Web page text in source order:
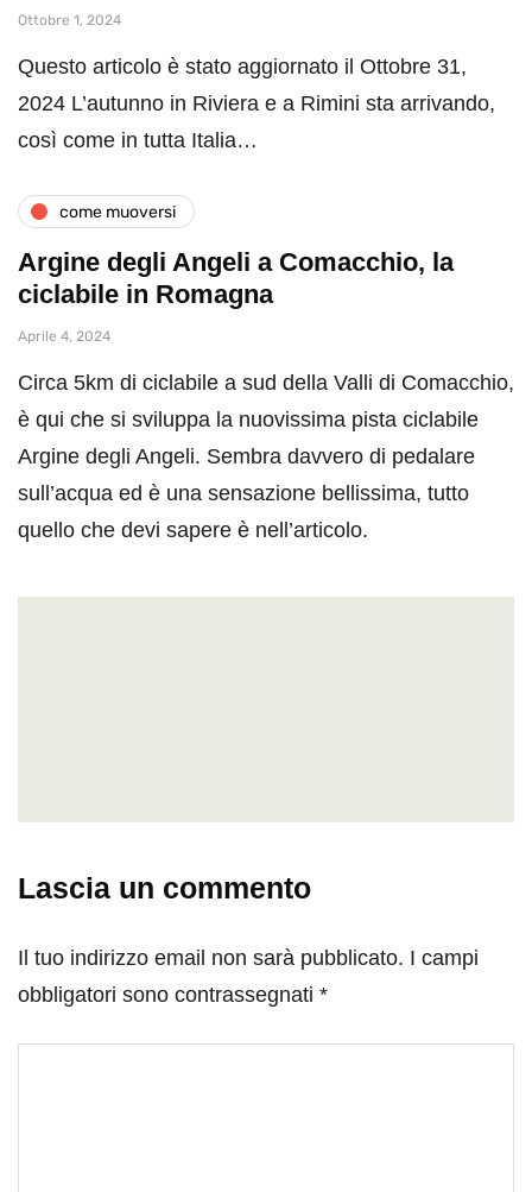
Ottobre 1, 2024
Questo articolo è stato aggiornato il Ottobre 31,
2024 L’autunno in Riviera e a Rimini sta arrivando,
così come in tutta Italia…
come muoversi
Argine degli Angeli a Comacchio, la
ciclabile in Romagna
Aprile 4, 2024
Circa 5km di ciclabile a sud della Valli di Comacchio,
è qui che si sviluppa la nuovissima pista ciclabile
Argine degli Angeli. Sembra davvero di pedalare
sull’acqua ed è una sensazione bellissima, tutto
quello che devi sapere è nell’articolo.
Lascia un commento
Il tuo indirizzo email non sarà pubblicato. I campi
obbligatori sono contrassegnati *